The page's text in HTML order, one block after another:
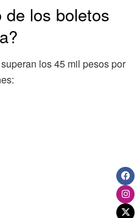
los boletos
los 45 mil pesos por